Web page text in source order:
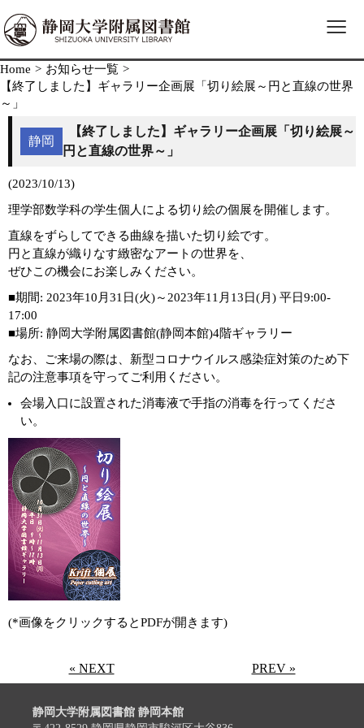
≡
Home > お知らせ一覧 >
【終了しました】ギャラリー企画展「切り絵展～円と直線の世界
～」
静岡
【終了しました】ギャラリー企画展「切り絵展～
円と直線の世界～」
(2023/10/13)
理学部数学科の学生個人による切り絵の個展を開催します。
直線をずらしてできる曲線を描いた切り絵です。
円と直線が織りなす緻密なアートの世界を、
ぜひこの機会にお楽しみください。
■期間: 2023年10月31日(火)～2023年11月13日(月) 平日9:00-
17:00
■場所: 静岡大学附属図書館(静岡本館)4階ギャラリー
なお、ご来場の際は、新型コロナウイルス感染症対策のため下
記の注意事項を守ってご利用ください。
会場入口に設置された消毒液で手指の消毒を行ってくださ
い。
(*画像をクリックするとPDFが開きます)
« NEXT PREV »
静岡大学附属図書館 静岡本館